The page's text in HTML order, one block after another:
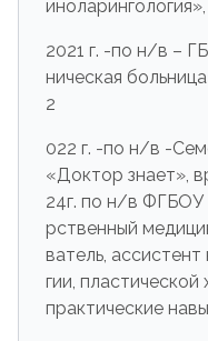
2021 г. -по н/в –
ническая
2
022 г. -по н/в -
«Доктор знает»,
24г. по н/в ФГБОУ
рственный
ватель,
гии,
практические